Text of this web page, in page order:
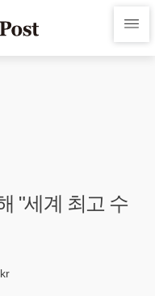
"세계 최고 수